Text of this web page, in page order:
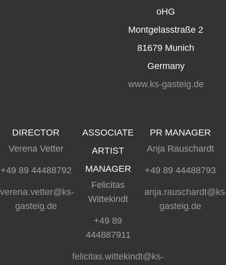
oHG
Montgelasstraße 2
81679 Munich
Germany
www.ks-gasteig.de
DIRECTOR
Verena Vetter
+49 89 44488792
verena.vetter@ks-
gasteig.de
ASSOCIATE
ARTIST
MANAGER
Felicitas
Wittekindt
+49 89
444887911
felicitas.wittekindt@ks-
PR MANAGER
Anja Rauschardt
+49 89 44488793
gasteig.de